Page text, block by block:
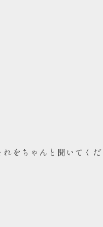
をちゃんと聞いてく